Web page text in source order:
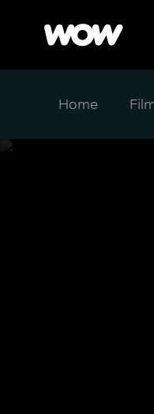
Home